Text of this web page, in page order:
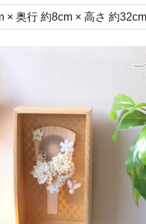
× 奥行 約8cm × 高さ 約32cm